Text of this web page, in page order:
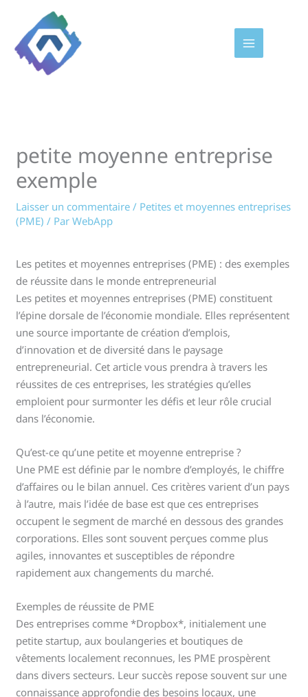
contenu
petite moyenne entreprise
exemple
Laisser un commentaire / Petites et moyennes entreprises
(PME) / ParWebApp
Les petites et moyennes entreprises (PME) : des exemples
de réussite dans le monde entrepreneurial
Les petites et moyennes entreprises (PME) constituent
l’épine dorsale de l’économie mondiale. Elles représentent
une source importante de création d’emplois,
d’innovation et de diversité dans le paysage
entrepreneurial. Cet article vous prendra à travers les
réussites de ces entreprises, les stratégies qu’elles
emploient pour surmonter les défis et leur rôle crucial
dans l’économie.
Qu’est-ce qu’une petite et moyenne entreprise ?
Une PME est définie par le nombre d’employés, le chiffre
d’affaires ou le bilan annuel. Ces critères varient d’un pays
à l’autre, mais l’idée de base est que ces entreprises
occupent le segment de marché en dessous des grandes
corporations. Elles sont souvent perçues comme plus
agiles, innovantes et susceptibles de répondre
rapidement aux changements du marché.
Exemples de réussite de PME
Des entreprises comme *Dropbox*, initialement une
petite startup, aux boulangeries et boutiques de
vêtements localement reconnues, les PME prospèrent
dans divers secteurs. Leur succès repose souvent sur une
connaissance approfondie des besoins locaux, une